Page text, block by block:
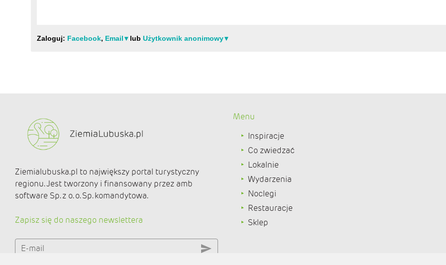
Ziemialubuska.pl to największy portal turystyczny
regionu. Jest tworzony i finansowany przez amb
software Sp. z o. o. Sp. komandytowa.
Zapisz się do naszego newslettera
E-mail
Menu
Inspiracje
Co zwiedzać
Lokalnie
Wydarzenia
Noclegi
Restauracje
Sklep